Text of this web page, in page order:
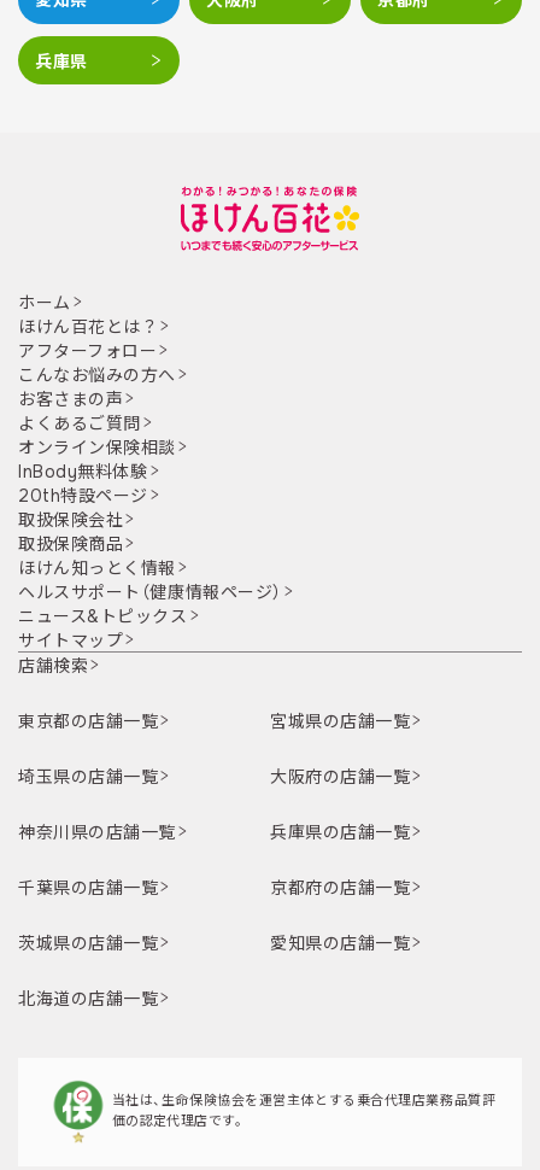
兵庫県
ホーム
ほけん百花とは？
アフターフォロー
こんなお悩みの方へ
お客さまの声
よくあるご質問
オンライン保険相談
InBody無料体験
20th特設ページ
取扱保険会社
取扱保険商品
ほけん知っとく情報
ヘルスサポート（健康情報ページ）
ニュース&トピックス
サイトマップ
店舗検索
東京都の店舗一覧
埼玉県の店舗一覧
神奈川県の店舗一覧
千葉県の店舗一覧
茨城県の店舗一覧
北海道の店舗一覧
宮城県の店舗一覧
大阪府の店舗一覧
兵庫県の店舗一覧
京都府の店舗一覧
愛知県の店舗一覧
当社は、生命保険協会を運営主体とする乗合代理店業務品質評
価の認定代理店です。